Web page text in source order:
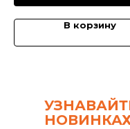
В корзину